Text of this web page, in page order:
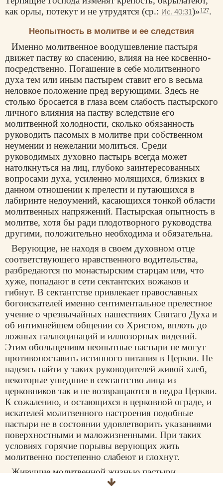
как орлы, потекут и не утрудятся (ср.: Ис. 40:31)»127.
Неопытность в молитве и ее следствия
Именно молитвенное воодушевление пастыря
движет паству ко спасению, влияя на нее косвенно-
посредственно. Погашение в себе молитвенного
духа тем или иным пастырем ставит его в весьма
неловкое положение пред верующими. Здесь не
столько бросается в глаза всем слабость пастырского
личного влияния на паству вследствие его
молитвенной холодности, сколько обязанность
руководить пасомых в молитве при собственном
неумении и нежелании молиться. Среди
руководимых духовно пастырь всегда может
натолкнуться на лиц, глубоко заинтересованных
вопросами духа, усиленно молящихся, близких в
данном отношении к прелести и путающихся в
лабиринте недоумений, касающихся тонкой области
молитвенных напряжений. Пастырская опытность в
молитве, хотя бы ради плодотворного руководства
другими, положительно необходима и обязательна.
Верующие, не находя в своем духовном отце
соответствующего нравственного водительства,
разбредаются по монастырским старцам или, что
хуже, попадают в сети сектантских вожаков и
гибнут. В сектантстве привлекает православных
богоискателей именно сентиментальное прелестное
учение о чрезвычайных нашествиях Святаго Духа и
об интимнейшем общении со Христом, вплоть до
ложных галлюцинаций и иллюзорных видений.
Этим обольщениям неопытные пастыри не могут
противопоставить истинного питания в Церкви. Не
надеясь найти у таких руководителей живой хлеб,
некоторые ушедшие в сектантство лица из
церковников так и не возвращаются в недра Церкви.
К сожалению, и остающихся в церковной ограде, и
искателей молитвенного настроения подобные
пастыри не в состоянии удовлетворить указаниями
поверхностными и маложизненными. При таких
условиях горячие порывы верующих жить
молитвенно постепенно слабеют и глохнут.
Живущие молитвенной жизнью пастыри
сравнительно редки, но они обычно